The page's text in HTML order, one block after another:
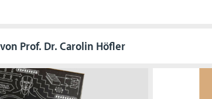
Prof. Dr. Carolin Höfler